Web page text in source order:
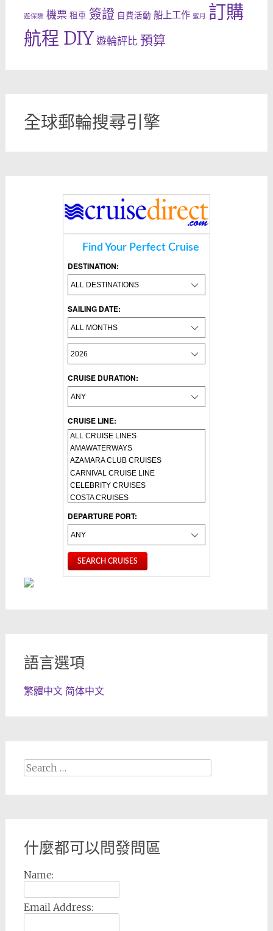
遊保險 機票 租車 簽證 自費活動 船上工作 蜜月 訂購
航程 DIY遊輪評比預算
全球郵輪搜尋引擎
Find Your Perfect Cruise
DESTINATION:
SAILING DATE:
CRUISE DURATION:
CRUISE LINE:
DEPARTURE PORT:
語言選項
繁體中文 简体中文
Search
for:
什麼都可以問發問區
Name:
Email Address: